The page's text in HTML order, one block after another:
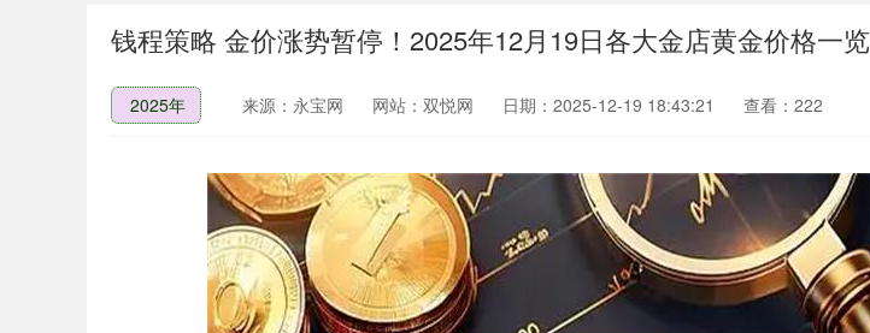
钱程策略 金价涨势暂停！2025年12月19日各大金店黄金价格一览
2025年 来源：永宝网 网站：双悦网 日期：2025-12-19 18:43:21 查看：222